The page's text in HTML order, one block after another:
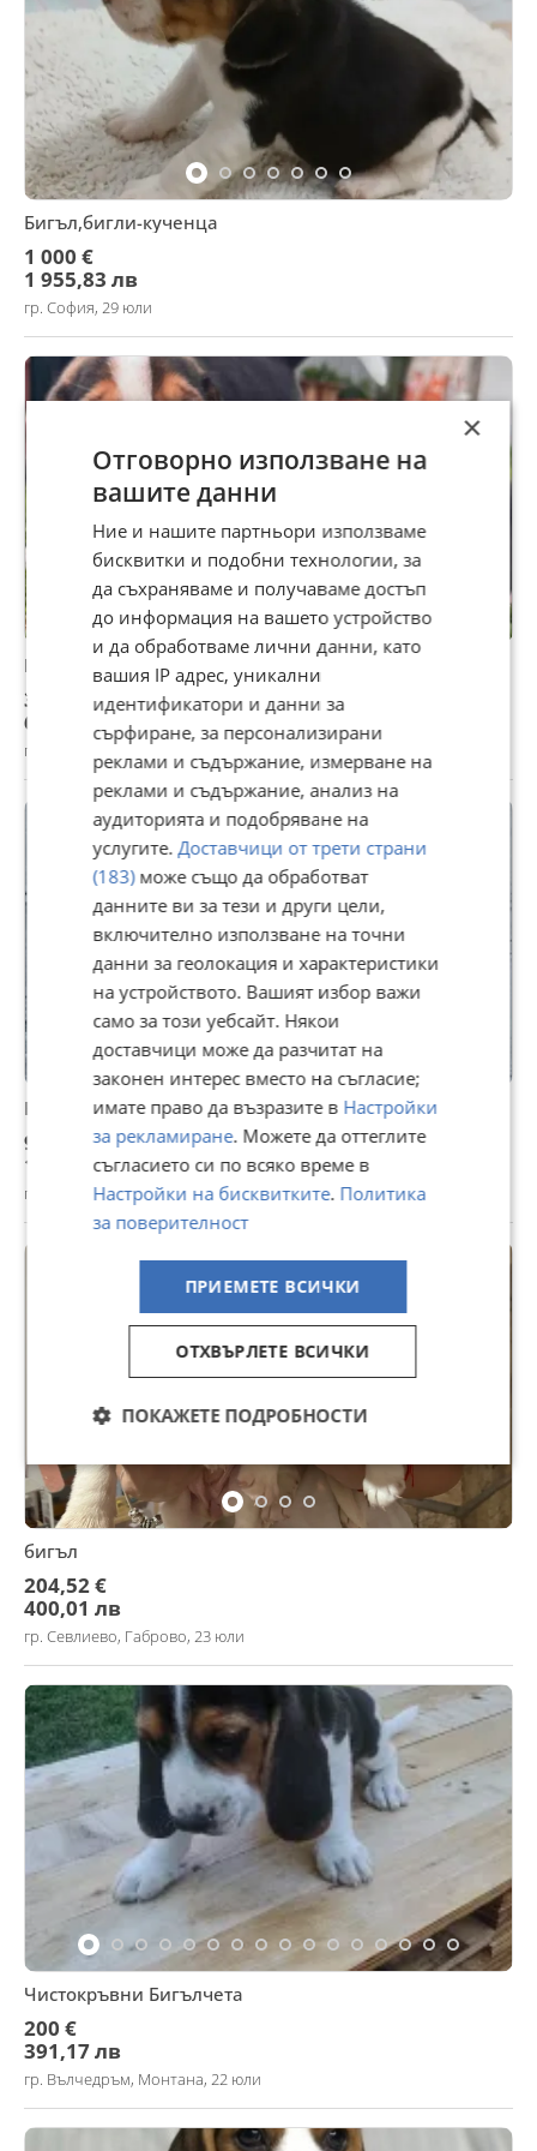
Бигъл,бигли-кученца
1 000 €
1 955,83 лв
гр. София, 29 юли
Кученца ' бигъл 'чистокръвни!
350 €
684,54 лв
гр. Сливен, Център, 28 юли
Бигъл с родословие
920,33 €
1 800,01 лв
гр. Варна, Център, 25 юли
бигъл
204,52 €
400,01 лв
гр. Севлиево, Габрово, 23 юли
Чистокръвни Бигълчета
200 €
391,17 лв
гр. Вълчедръм, Монтана, 22 юли
×
Отговорно използване на
вашите данни
Ние и нашите партньори използваме
бисквитки и подобни технологии, за
да съхраняваме и получаваме достъп
до информация на вашето устройство
и да обработваме лични данни, като
вашия IP адрес, уникални
идентификатори и данни за
сърфиране, за персонализирани
реклами и съдържание, измерване на
реклами и съдържание, анализ на
аудиторията и подобряване на
услугите.Доставчици от трети страни
(183)може също да обработват
данните ви за тези и други цели,
включително използване на точни
данни за геолокация и характеристики
на устройството. Вашият избор важи
само за този уебсайт. Някои
доставчици може да разчитат на
законен интерес вместо на съгласие;
имате право да възразите в Настройки
за рекламиране. Можете да оттеглите
съгласието си по всяко време в
Настройки на бисквитките. Политика
за поверителност
ПРИЕМЕТЕ ВСИЧКИ
ОТХВЪРЛЕТЕ ВСИЧКИ
ПОКАЖЕТЕ ПОДРОБНОСТИ